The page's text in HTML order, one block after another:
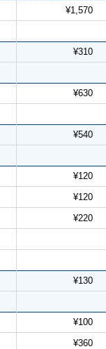
¥1,570
¥310
¥630
¥540
¥120
¥120
¥220
¥130
¥100
¥360